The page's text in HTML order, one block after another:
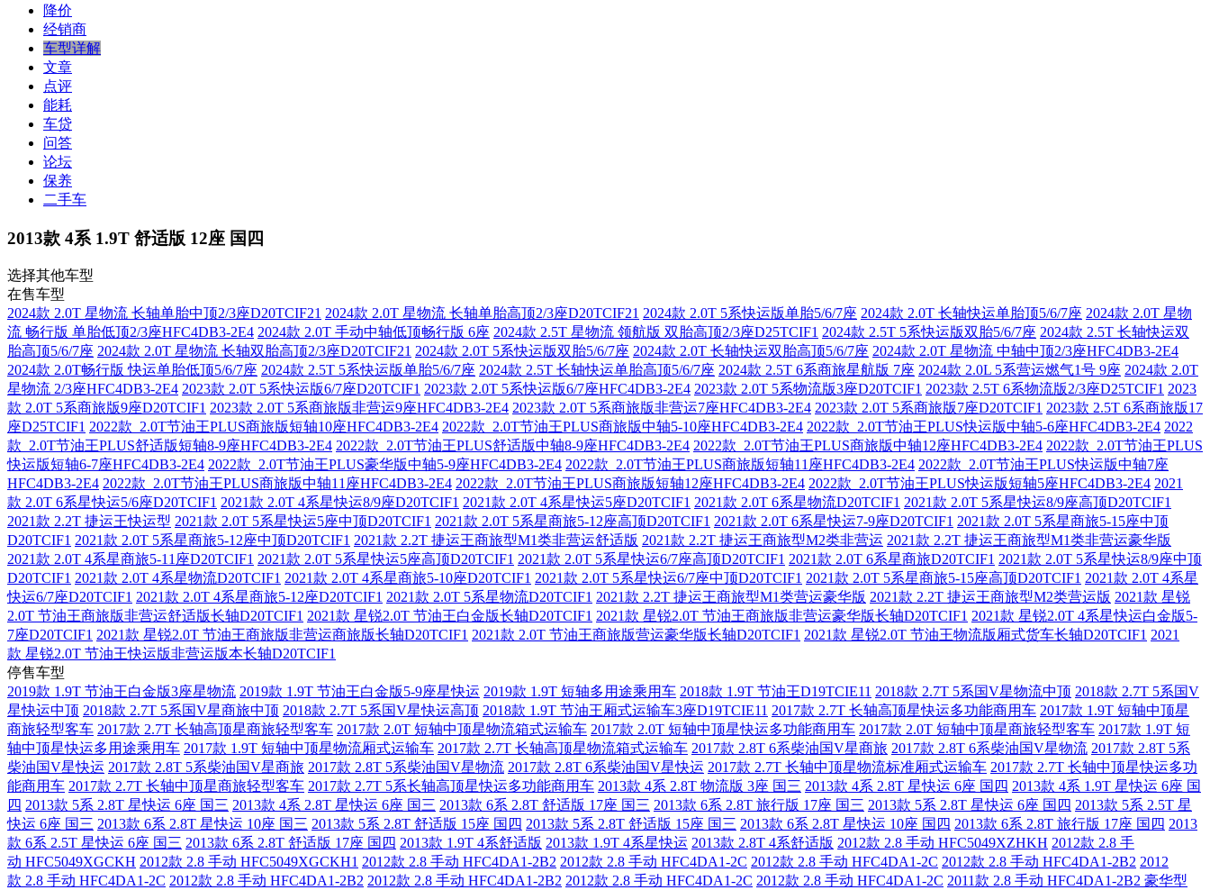
降价
经销商
车型详解
文章
点评
能耗
车贷
问答
论坛
保养
二手车
2013款 4系 1.9T 舒适版 12座 国四
选择其他车型
在售车型
2024款 2.0T 星物流 长轴单胎中顶2/3座D20TCIF21 2024款 2.0T 星物流 长轴单胎高顶2/3座D20TCIF21 2024款 2.0T 5系快运版单胎5/6/7座 2024款 2.0T 长轴快运单胎顶5/6/7座 2024款 2.0T 星物
流 畅行版 单胎低顶2/3座HFC4DB3-2E4 2024款 2.0T 手动中轴低顶畅行版 6座 2024款 2.5T 星物流 领航版 双胎高顶2/3座D25TCIF1 2024款 2.5T 5系快运版双胎5/6/7座 2024款 2.5T 长轴快运双
胎高顶5/6/7座 2024款 2.0T 星物流 长轴双胎高顶2/3座D20TCIF21 2024款 2.0T 5系快运版双胎5/6/7座 2024款 2.0T 长轴快运双胎高顶5/6/7座 2024款 2.0T 星物流 中轴中顶2/3座HFC4DB3-2E4
2024款 2.0T畅行版 快运单胎低顶5/6/7座 2024款 2.5T 5系快运版单胎5/6/7座 2024款 2.5T 长轴快运单胎高顶5/6/7座 2024款 2.5T 6系商旅星航版 7座 2024款 2.0L 5系营运燃气1号 9座 2024款 2.0T
星物流 2/3座HFC4DB3-2E4 2023款 2.0T 5系快运版6/7座D20TCIF1 2023款 2.0T 5系快运版6/7座HFC4DB3-2E4 2023款 2.0T 5系物流版3座D20TCIF1 2023款 2.5T 6系物流版2/3座D25TCIF1 2023
款 2.0T 5系商旅版9座D20TCIF1 2023款 2.0T 5系商旅版非营运9座HFC4DB3-2E4 2023款 2.0T 5系商旅版非营运7座HFC4DB3-2E4 2023款 2.0T 5系商旅版7座D20TCIF1 2023款 2.5T 6系商旅版17
座D25TCIF1 2022款 2.0T节油王PLUS商旅版短轴10座HFC4DB3-2E4 2022款 2.0T节油王PLUS商旅版中轴5-10座HFC4DB3-2E4 2022款 2.0T节油王PLUS快运版中轴5-6座HFC4DB3-2E4 2022
款 2.0T节油王PLUS舒适版短轴8-9座HFC4DB3-2E4 2022款 2.0T节油王PLUS舒适版中轴8-9座HFC4DB3-2E4 2022款 2.0T节油王PLUS商旅版中轴12座HFC4DB3-2E4 2022款 2.0T节油王PLUS
快运版短轴6-7座HFC4DB3-2E4 2022款 2.0T节油王PLUS豪华版中轴5-9座HFC4DB3-2E4 2022款 2.0T节油王PLUS商旅版短轴11座HFC4DB3-2E4 2022款 2.0T节油王PLUS快运版中轴7座
HFC4DB3-2E4 2022款 2.0T节油王PLUS商旅版中轴11座HFC4DB3-2E4 2022款 2.0T节油王PLUS商旅版短轴12座HFC4DB3-2E4 2022款 2.0T节油王PLUS快运版短轴5座HFC4DB3-2E4 2021
款 2.0T 6系星快运5/6座D20TCIF1 2021款 2.0T 4系星快运8/9座D20TCIF1 2021款 2.0T 4系星快运5座D20TCIF1 2021款 2.0T 6系星物流D20TCIF1 2021款 2.0T 5系星快运8/9座高顶D20TCIF1
2021款 2.2T 捷运王快运型 2021款 2.0T 5系星快运5座中顶D20TCIF1 2021款 2.0T 5系星商旅5-12座高顶D20TCIF1 2021款 2.0T 6系星快运7-9座D20TCIF1 2021款 2.0T 5系星商旅5-15座中顶
D20TCIF1 2021款 2.0T 5系星商旅5-12座中顶D20TCIF1 2021款 2.2T 捷运王商旅型M1类非营运舒适版 2021款 2.2T 捷运王商旅型M2类非营运 2021款 2.2T 捷运王商旅型M1类非营运豪华版
2021款 2.0T 4系星商旅5-11座D20TCIF1 2021款 2.0T 5系星快运5座高顶D20TCIF1 2021款 2.0T 5系星快运6/7座高顶D20TCIF1 2021款 2.0T 6系星商旅D20TCIF1 2021款 2.0T 5系星快运8/9座中顶
D20TCIF1 2021款 2.0T 4系星物流D20TCIF1 2021款 2.0T 4系星商旅5-10座D20TCIF1 2021款 2.0T 5系星快运6/7座中顶D20TCIF1 2021款 2.0T 5系星商旅5-15座高顶D20TCIF1 2021款 2.0T 4系星
快运6/7座D20TCIF1 2021款 2.0T 4系星商旅5-12座D20TCIF1 2021款 2.0T 5系星物流D20TCIF1 2021款 2.2T 捷运王商旅型M1类营运豪华版 2021款 2.2T 捷运王商旅型M2类营运版 2021款 星锐
2.0T 节油王商旅版非营运舒适版长轴D20TCIF1 2021款 星锐2.0T 节油王白金版长轴D20TCIF1 2021款 星锐2.0T 节油王商旅版非营运豪华版长轴D20TCIF1 2021款 星锐2.0T 4系星快运白金版5-
7座D20TCIF1 2021款 星锐2.0T 节油王商旅版非营运商旅版长轴D20TCIF1 2021款 2.0T 节油王商旅版营运豪华版长轴D20TCIF1 2021款 星锐2.0T 节油王物流版厢式货车长轴D20TCIF1 2021
款 星锐2.0T 节油王快运版非营运版本长轴D20TCIF1
停售车型
2019款 1.9T 节油王白金版3座星物流 2019款 1.9T 节油王白金版5-9座星快运 2019款 1.9T 短轴多用途乘用车 2018款 1.9T 节油王D19TCIE11 2018款 2.7T 5系国V星物流中顶 2018款 2.7T 5系国V
星快运中顶 2018款 2.7T 5系国V星商旅中顶 2018款 2.7T 5系国V星快运高顶 2018款 1.9T 节油王厢式运输车3座D19TCIE11 2017款 2.7T 长轴高顶星快运多功能商用车 2017款 1.9T 短轴中顶星
商旅轻型客车 2017款 2.7T 长轴高顶星商旅轻型客车 2017款 2.0T 短轴中顶星物流箱式运输车 2017款 2.0T 短轴中顶星快运多功能商用车 2017款 2.0T 短轴中顶星商旅轻型客车 2017款 1.9T 短
轴中顶星快运多用途乘用车 2017款 1.9T 短轴中顶星物流厢式运输车 2017款 2.7T 长轴高顶星物流箱式运输车 2017款 2.8T 6系柴油国V星商旅 2017款 2.8T 6系柴油国V星物流 2017款 2.8T 5系
柴油国V星快运 2017款 2.8T 5系柴油国V星商旅 2017款 2.8T 5系柴油国V星物流 2017款 2.8T 6系柴油国V星快运 2017款 2.7T 长轴中顶星物流标准厢式运输车 2017款 2.7T 长轴中顶星快运多功
能商用车 2017款 2.7T 长轴中顶星商旅轻型客车 2017款 2.7T 5系长轴高顶星快运多功能商用车 2013款 4系 2.8T 物流版 3座 国三 2013款 4系 2.8T 星快运 6座 国四 2013款 4系 1.9T 星快运 6座 国
四 2013款 5系 2.8T 星快运 6座 国三 2013款 4系 2.8T 星快运 6座 国三 2013款 6系 2.8T 舒适版 17座 国三 2013款 6系 2.8T 旅行版 17座 国三 2013款 5系 2.8T 星快运 6座 国四 2013款 5系 2.5T 星
快运 6座 国三 2013款 6系 2.8T 星快运 10座 国三 2013款 5系 2.8T 舒适版 15座 国四 2013款 5系 2.8T 舒适版 15座 国三 2013款 6系 2.8T 星快运 10座 国四 2013款 6系 2.8T 旅行版 17座 国四 2013
款 6系 2.5T 星快运 6座 国三 2013款 6系 2.8T 舒适版 17座 国四 2013款 1.9T 4系舒适版 2013款 1.9T 4系星快运 2013款 2.8T 4系舒适版 2012款 2.8 手动 HFC5049XZHKH 2012款 2.8 手
动 HFC5049XGCKH 2012款 2.8 手动 HFC5049XGCKH1 2012款 2.8 手动 HFC4DA1-2B2 2012款 2.8 手动 HFC4DA1-2C 2012款 2.8 手动 HFC4DA1-2C 2012款 2.8 手动 HFC4DA1-2B2 2012
款 2.8 手动 HFC4DA1-2C 2012款 2.8 手动 HFC4DA1-2B2 2012款 2.8 手动 HFC4DA1-2B2 2012款 2.8 手动 HFC4DA1-2C 2012款 2.8 手动 HFC4DA1-2C 2011款 2.8 手动 HFC4DA1-2B2 豪华型